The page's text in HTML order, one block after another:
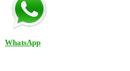
WhatsApp